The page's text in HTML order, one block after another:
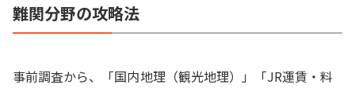
難関分野の攻略法
事前調査から、「国内地理（観光地理）」「JR運賃・料